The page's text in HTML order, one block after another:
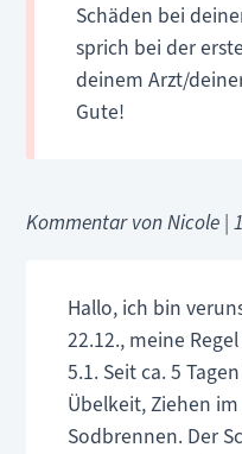
Schäden bei
sprich bei der
deinem Arzt/
Gute!
Kommentar von Nicole |
Hallo, ich bin
22.12., meine
5.1. Seit ca. 5
Übelkeit, Ziehen
Sodbrennen. Der